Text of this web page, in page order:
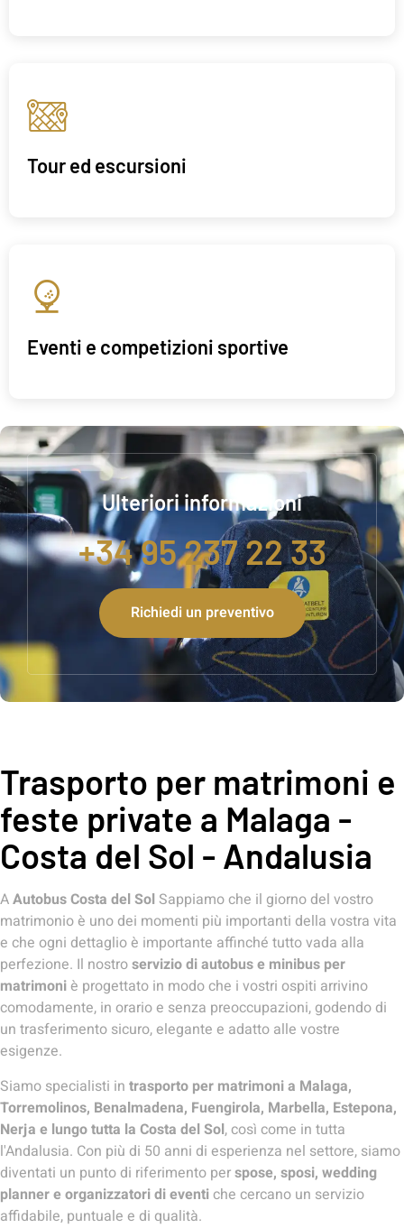
Tour ed escursioni
Eventi e competizioni sportive
Ulteriori informazioni
+34 95 237 22 33
Richiedi un preventivo
Trasporto per matrimoni e
feste private a Malaga -
Costa del Sol - Andalusia
AAutobus Costa del Sol Sappiamo che il giorno del vostro
matrimonio è uno dei momenti più importanti della vostra vita
e che ogni dettaglio è importante affinché tutto vada alla
perfezione. Il nostroservizio di autobus e minibus per
matrimoni è progettato in modo che i vostri ospiti arrivino
comodamente, in orario e senza preoccupazioni, godendo di
un trasferimento sicuro, elegante e adatto alle vostre
esigenze.
Siamo specialisti in trasporto per matrimoni a Malaga,
Torremolinos, Benalmadena, Fuengirola, Marbella, Estepona,
Nerja e lungo tutta la Costa del Sol, così come in tutta
l'Andalusia. Con più di 50 anni di esperienza nel settore, siamo
diventati un punto di riferimento perspose, sposi, wedding
planner e organizzatori di eventiche cercano un servizio
affidabile, puntuale e di qualità.